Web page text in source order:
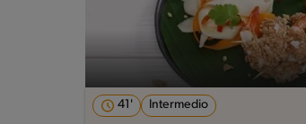
41' Intermedio